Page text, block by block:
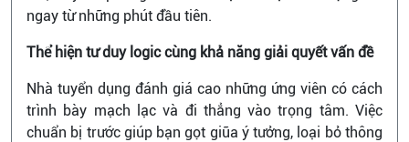
ngay từ những phút đầu tiên.
Thể hiện tư duy logic cùng khả năng giải quyết vấn đề
Nhà tuyển dụng đánh giá cao những ứng viên có cách
trình bày mạch lạc và đi thẳng vào trọng tâm. Việc
chuẩn bị trước giúp bạn gọt giũa ý tưởng, loại bỏ thông